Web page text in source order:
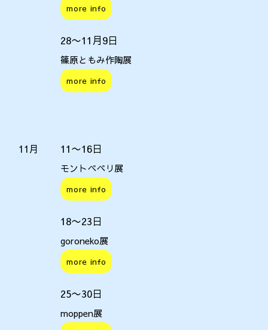
more info
28〜11月9日
篠原ともみ作陶展
more info
11月 11〜16日
モントペペリ展
more info
18〜23日
goroneko展
more info
25〜30日
moppen展